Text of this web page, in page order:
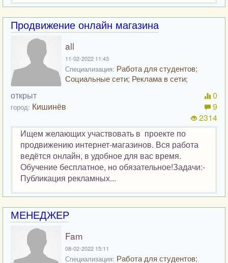
Продвижение онлайн магазина
all
11-02-2022 11:43
Специализация: Работа для студентов;
Социальные сети; Реклама в сети;
открыт
город: Кишинёв
0
9
2314
Ищем желающих участвовать в проекте по
продвижению интернет-магазинов. Вся работа
ведётся онлайн, в удобное для вас время.
Обучение бесплатное, но обязательное!Задачи:-
Публикация рекламных...
МЕНЕДЖЕР
Fam
08-02-2022 15:11
Специализация: Работа для студентов;